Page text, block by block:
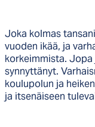
Joka kolmas
vuoden ikää, ja
korkeimmista.
synnyttänyt.
koulupolun ja
ja itsenäiseen